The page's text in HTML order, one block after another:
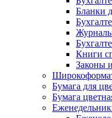
Бланки
Книги
Законы
Бумага для
Бумага